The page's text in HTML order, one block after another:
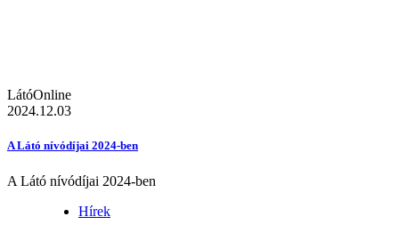
LátóOnline
2024.12.03
A Látó nívódíjai 2024-ben
A Látó nívódíjai 2024-ben
Hírek